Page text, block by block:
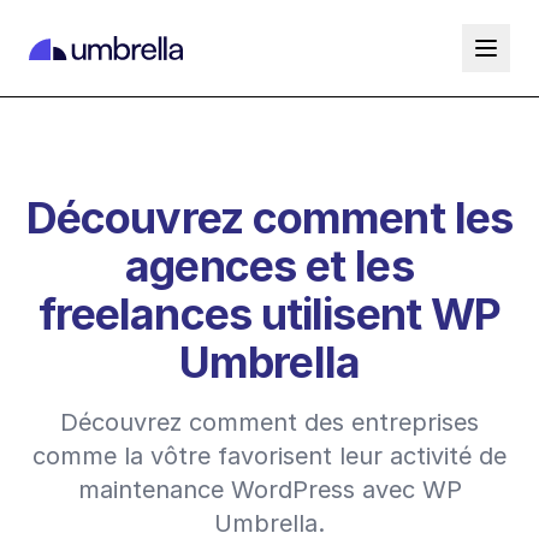
Découvrez comment les
agences et les
freelances utilisent WP
Umbrella
Découvrez comment des entreprises
comme la vôtre favorisent leur activité de
maintenance WordPress avec WP
Umbrella.